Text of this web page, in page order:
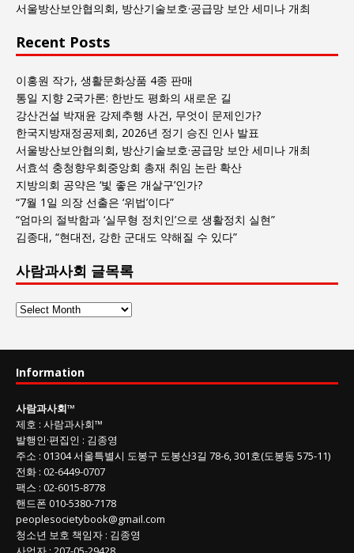
서울방산보안협의회, 방산기술보호·공급망 보안 세미나 개최
Recent Posts
이홍원 작가, 생활문화상품 4종 판매
통일 지향 2국가론: 한반도 평화의 새로운 길
강산건설 박재윤 강제추행 사건, 무엇이 문제인가?
한국지방재정공제회, 2026년 정기 승진 인사 발표
서울방산보안협의회, 방산기술보호·공급망 보안 세미나 개최
서효석 충청향우회중앙회 총재 취임 논란 확산
지방의회 공약은 ‘빛 좋은 개살구’인가?
“7월 1일 의장 선출은 ‘위법’이다”
“엄마의 절박함과 ‘실무형 정치인’으로 생활정치 실현”
김종대, “현대전, 강한 군대도 약해질 수 있다”
사람과사회 글목록
사
회
목
록
Information
사람과사회™
제호 : 사람과사회™
발행인·편집인 : 김종영
주소 : 01304서울특별시 도봉구 도봉산3길 78-6, 301호(도봉동 575-11)
전화 : 02-6449-0707
팩스 : 02-6015-8778
핸드폰 010-5380-7178
peoplesocietybook@gmail.com
청소년 보호 책임자 : 김종영